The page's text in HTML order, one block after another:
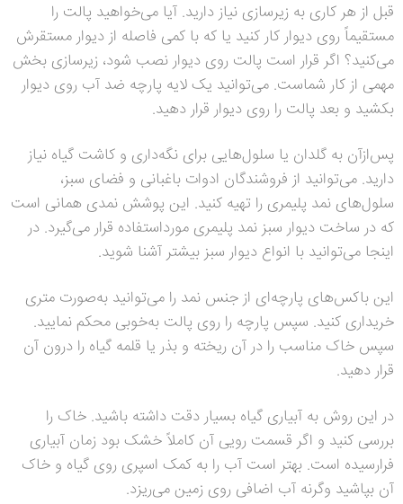
قبل از هر کاری به زیرسازی نیاز دارید. آیا می‌خواهید پالت را
مستقیماً روی دیوار کار کنید یا که با کمی فاصله از دیوار مستقرش
می‌کنید؟ اگر قرار است پالت روی دیوار نصب شود، زیرسازی بخش
مهمی از کار شماست. می‌توانید یک لایه پارچه ضد آب روی دیوار
بکشید و بعد پالت را روی دیوار قرار دهید.
پس‌ازآن به گلدان یا سلول‌هایی برای نگه‌داری و کاشت گیاه نیاز
دارید. می‌توانید از فروشندگان ادوات باغبانی و فضای سبز،
سلول‌های نمد پلیمری را تهیه کنید. این پوشش نمدی همانی است
که در ساخت دیوار سبز نمد پلیمری مورداستفاده قرار می‌گیرد. در
اینجا می‌توانید با انواع دیوار سبز بیشتر آشنا شوید.
این باکس‌های پارچه‌ای از جنس نمد را می‌توانید به‌صورت متری
خریداری کنید. سپس پارچه را روی پالت به‌خوبی محکم نمایید.
سپس خاک مناسب را در آن ریخته و بذر یا قلمه گیاه را درون آن
قرار دهید.
در این روش به آبیاری گیاه بسیار دقت داشته باشید. خاک را
بررسی کنید و اگر قسمت رویی آن کاملاً خشک بود زمان آبیاری
فرارسیده است. بهتر است آب را به کمک اسپری روی گیاه و خاک
آن بپاشید وگرنه آب اضافی روی زمین می‌ریزد.